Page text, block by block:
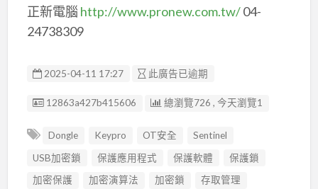
正新電腦 http://www.pronew.com.tw/04-
24738309
2025-04-11 17:27 此廣告已逾期
廣告编號
12863a427b415606 總瀏覽726 , 今天瀏覽1
Dongle Keypro OT安全
Sentinel
USB加密鎖
保護應用程式 保護軟體
保護鎖
加密保護
加密演算法 加密鎖
存取管理